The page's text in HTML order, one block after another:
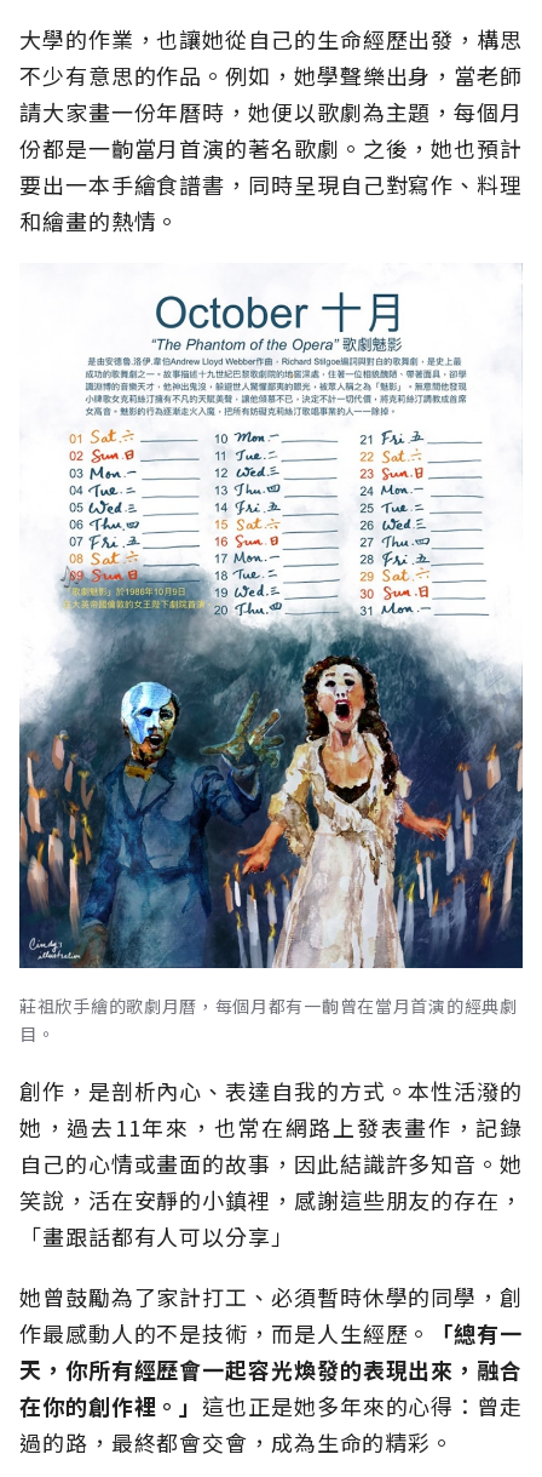
大學的作業，也讓她從自己的生命經歷出發，構思
不少有意思的作品。例如，她學聲樂出身，當老師
請大家畫一份年曆時，她便以歌劇為主題，每個月
份都是一齣當月首演的著名歌劇。之後，她也預計
要出一本手繪食譜書，同時呈現自己對寫作、料理
和繪畫的熱情。
莊祖欣手繪的歌劇月曆，每個月都有一齣曾在當月首演的經典劇
目。
創作，是剖析內心、表達自我的方式。本性活潑的
她，過去11年來，也常在網路上發表畫作，記錄
自己的心情或畫面的故事，因此結識許多知音。她
笑說，活在安靜的小鎮裡，感謝這些朋友的存在，
「畫跟話都有人可以分享」
她曾鼓勵為了家計打工、必須暫時休學的同學，創
作最感動人的不是技術，而是人生經歷。
「總有一
天，你所有經歷會一起容光煥發的表現出來，融合
在你的創作裡。」 這也正是她多年來的心得：曾走
過的路，最終都會交會，成為生命的精彩。